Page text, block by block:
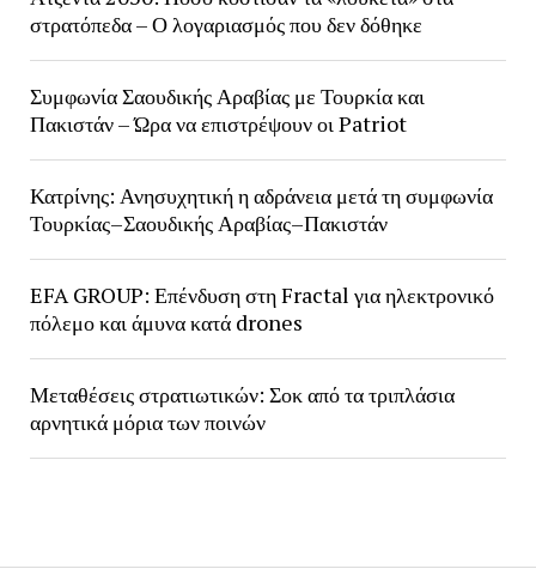
στρατόπεδα – Ο λογαριασμός που δεν δόθηκε
Συμφωνία Σαουδικής Αραβίας με Τουρκία και
Πακιστάν – Ώρα να επιστρέψουν οι Patriot
Κατρίνης: Ανησυχητική η αδράνεια μετά τη συμφωνία
Τουρκίας–Σαουδικής Αραβίας–Πακιστάν
EFA GROUP: Επένδυση στη Fractal για ηλεκτρονικό
πόλεμο και άμυνα κατά drones
Μεταθέσεις στρατιωτικών: Σοκ από τα τριπλάσια
αρνητικά μόρια των ποινών